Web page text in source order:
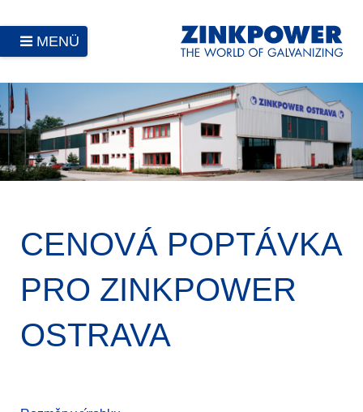
MENÜ
CENOVÁ POPTÁVKA
PRO ZINKPOWER
OSTRAVA